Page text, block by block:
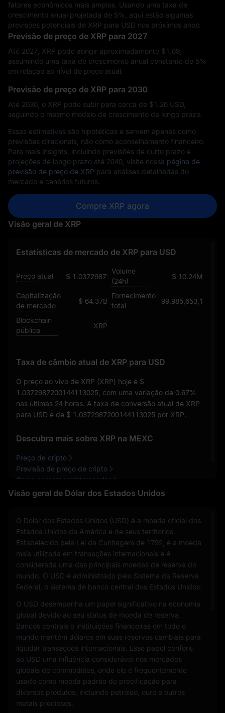
fatores econômicos mais amplos. Usando uma taxa de
crescimento anual projetada de 5%, aqui estão algumas
previsões potenciais de XRP para USD nos próximos anos:
Previsão de preço de XRP para 2027
Até 2027, XRP pode atingir aproximadamente $‎1.09,
assumindo uma taxa de crescimento anual constante de 5%
em relação ao nível de preço atual.
Previsão de preço de XRP para 2030
Até 2030, o XRP pode subir para cerca de $‎1.26 USD,
seguindo o mesmo modelo de crescimento de longo prazo.
Essas estimativas são hipotéticas e servem apenas como
previsões direcionais, não como aconselhamento financeiro.
Para mais insights, incluindo previsões de curto prazo e
projeções de longo prazo até 2040, visite nossa página de
previsão de preço de XRP para análises detalhadas do
mercado e cenários futuros.
Compre XRP agora
Visão geral de XRP
Visão geral de Dólar dos Estados Unidos
Estatísticas de mercado de XRP para USD
Preço atual $ 1.0372987200144113025
Volume
(24h)
$ 10.24M
Capitalização
de mercado
$ 64.37B
Fornecimento
total
99,985,653,167
Blockchain
pública
XRP
Taxa de câmbio atual de XRP para USD
O preço ao vivo de XRP (XRP) hoje é $
1.0372987200144113025, com uma variação de 0.67%
nas últimas 24 horas. A taxa de conversão atual de XRP
para USD é de $ 1.0372987200144113025 por XRP.
Descubra mais sobre XRP na MEXC
Preço de cripto
Previsão de preço de cripto
Como comprar criptomoedas
O Dólar dos Estados Unidos (USD) é a moeda oficial dos
Estados Unidos da América e de seus territórios.
Estabelecido pela Lei da Cunhagem de 1792, é a moeda
mais utilizada em transações internacionais e é
considerada uma das principais moedas de reserva do
mundo. O USD é administrado pelo Sistema da Reserva
Federal, o sistema de banco central dos Estados Unidos.
O USD desempenha um papel significativo na economia
global devido ao seu status de moeda de reserva.
Bancos centrais e instituições financeiras em todo o
mundo mantêm dólares em suas reservas cambiais para
liquidar transações internacionais. Esse papel conferiu
ao USD uma influência considerável nos mercados
globais de commodities, onde ele é frequentemente
usado como moeda padrão de precificação para
diversos produtos, incluindo petróleo, ouro e outros
metais preciosos.